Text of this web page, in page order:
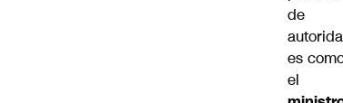
de
es
el